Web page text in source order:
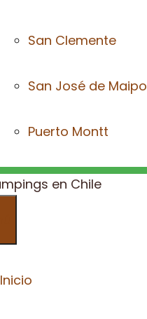
San Clemente
San José de Maipo
Puerto Montt
Inicio